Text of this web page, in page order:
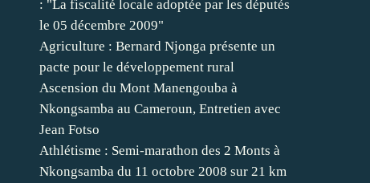
: "La fiscalité locale adoptée par les députés
le 05 décembre 2009"
Agriculture : Bernard Njonga présente un
pacte pour le développement rural
Ascension du Mont Manengouba à
Nkongsamba au Cameroun, Entretien avec
Jean Fotso
Athlétisme : Semi-marathon des 2 Monts à
Nkongsamba du 11 octobre 2008 sur 21 km